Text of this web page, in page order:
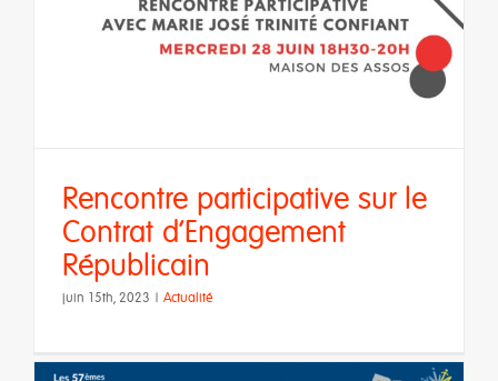
Rencontre participative sur le
Contrat d’Engagement
Républicain
juin 15th, 2023 | Actualité